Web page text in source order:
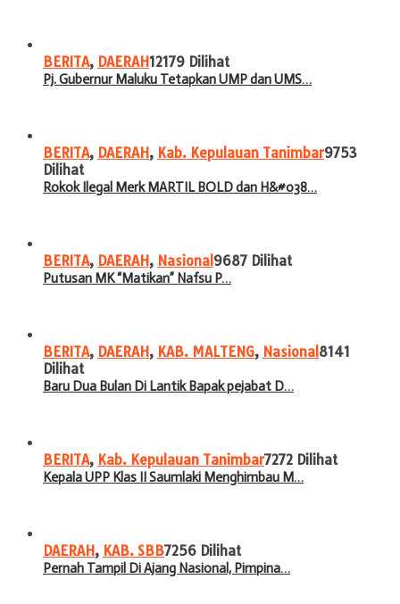
BERITA, DAERAH12179 Dilihat
Pj. Gubernur Maluku Tetapkan UMP dan UMS…
BERITA, DAERAH, Kab. Kepulauan Tanimbar9753
Dilihat
Rokok Ilegal Merk MARTIL BOLD dan H&#038…
BERITA, DAERAH, Nasional 9687 Dilihat
Putusan MK “Matikan” Nafsu P…
BERITA, DAERAH, KAB. MALTENG, Nasional 8141
Dilihat
Baru Dua Bulan Di Lantik Bapak pejabat D…
BERITA, Kab. Kepulauan Tanimbar7272 Dilihat
Kepala UPP Klas II Saumlaki Menghimbau M…
DAERAH, KAB. SBB7256 Dilihat
Pernah Tampil Di Ajang Nasional, Pimpina…